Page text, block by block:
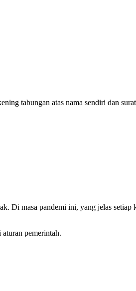
tabungan atas nama sendiri dan
Di masa pandemi ini, yang jelas
aturan pemerintah.